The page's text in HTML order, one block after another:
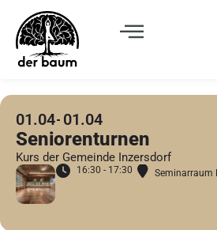
01.04 01.04
Seniorenturnen
Kurs der Gemeinde Inzersdorf
16:30 - 17:30 Seminarraum